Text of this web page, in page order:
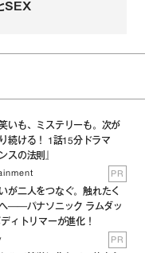
SEX
いも、ミステリーも。次が
続ける！ 1話15分ドラマ
スの法則』
PR
が二人をつなぐ。触れたく
──パナソニック ラムダッ
ィトリマーが進化！
PR